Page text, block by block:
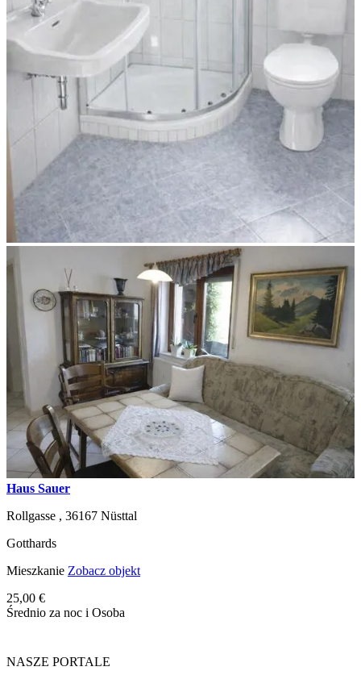
Haus Sauer
Rollgasse , 36167 Nüsttal
Gotthards
Mieszkanie Zobacz objekt
25,00 €
Średnio za noc i Osoba
NASZE PORTALE